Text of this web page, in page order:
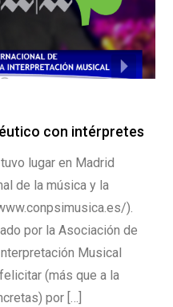
con intérpretes
lugar en Madrid
de la música y la
).
por la Asociación de
Musical
(más que a la
por […]